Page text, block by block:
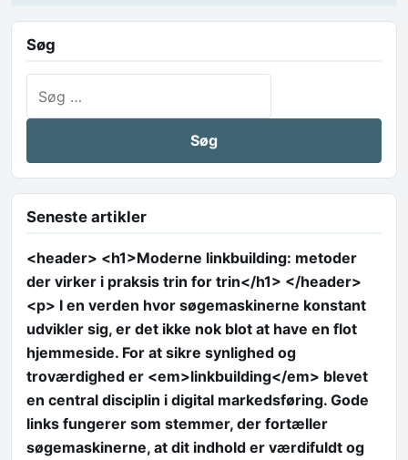
Søg
Seneste artikler
<header> <h1>Moderne linkbuilding: metoder
der virker i praksis trin for trin</h1> </header>
<p> I en verden hvor søgemaskinerne konstant
udvikler sig, er det ikke nok blot at have en flot
hjemmeside. For at sikre synlighed og
troværdighed er <em>linkbuilding</em> blevet
en central disciplin i digital markedsføring. Gode
links fungerer som stemmer, der fortæller
søgemaskinerne, at dit indhold er værdifuldt og